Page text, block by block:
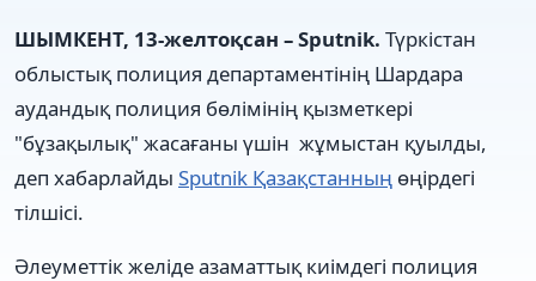
ШЫМКЕНТ, 13-желтоқсан – Sputnik. Түркістан
облыстық полиция департаментінің Шардара
аудандық полиция бөлімінің қызметкері
"бұзақылық" жасағаны үшін жұмыстан қуылды,
деп хабарлайды Sputnik Қазақстанның өңірдегі
тілшісі.
Әлеуметтік желіде азаматтық киімдегі полиция